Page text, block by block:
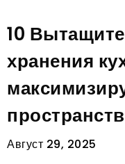
10
хранения
Август 29, 2025